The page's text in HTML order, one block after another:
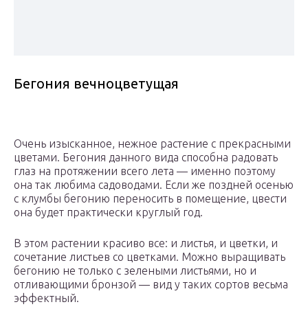
Бегония вечноцветущая
Очень изысканное, нежное растение с прекрасными
цветами. Бегония данного вида способна радовать
глаз на протяжении всего лета — именно поэтому
она так любима садоводами. Если же поздней осенью
с клумбы бегонию переносить в помещение, цвести
она будет практически круглый год.
В этом растении красиво все: и листья, и цветки, и
сочетание листьев со цветками. Можно выращивать
бегонию не только с зелеными листьями, но и
отливающими бронзой — вид у таких сортов весьма
эффектный.